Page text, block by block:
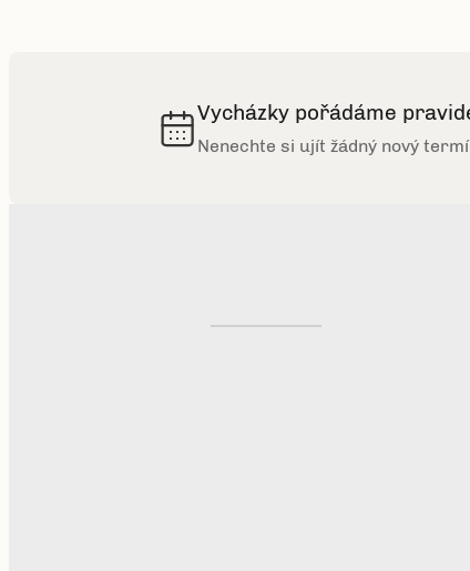
Vycházky pořádáme
Nenechte si ujít žádný nový